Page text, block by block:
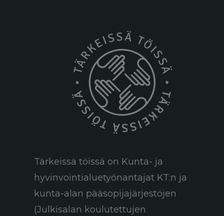
Tärkeissä töissä on Kunta- ja
hyvinvointialuetyönantajat KT:n ja
kunta-alan pääsopijajärjestöjen
(Julkisalan koulutettujen